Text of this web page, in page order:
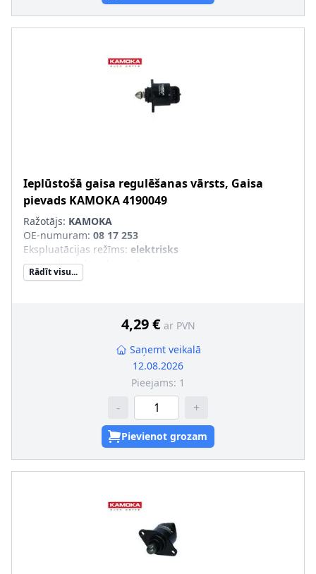
Ieplūstošā gaisa regulēšanas vārsts, Gaisa
pievads KAMOKA4190049
Ražotājs: KAMOKA
OE-numuram: 08 17 253
Ekspluatācijas režīms: elektrisks
Spraudkontaktu skaits
Papildu artikuls/Papildu info 2
Rādīt visu...
4,29 € ar PVN
Saņemt veikalā
12.08.2026
Pieejams: 1
- +
Pievienot grozam